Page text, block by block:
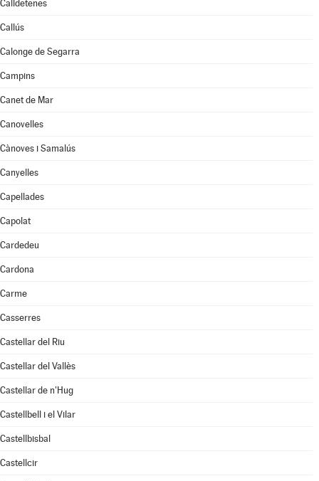
Calldetenes
Callús
Calonge de Segarra
Campins
Canet de Mar
Canovelles
Cànoves i Samalús
Canyelles
Capellades
Capolat
Cardedeu
Cardona
Carme
Casserres
Castellar del Riu
Castellar del Vallès
Castellar de n'Hug
Castellbell i el Vilar
Castellbisbal
Castellcir